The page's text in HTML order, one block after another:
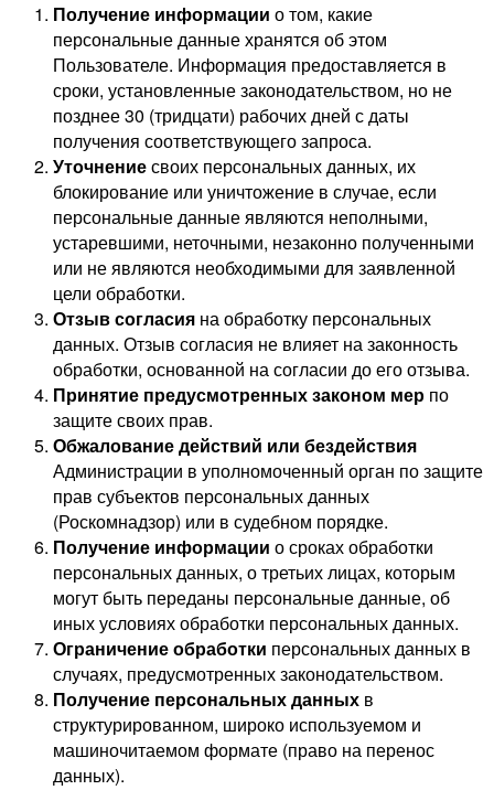
Получение информации о том, какие
персональные данные хранятся об этом
Пользователе. Информация предоставляется в
сроки, установленные законодательством, но не
позднее 30 (тридцати) рабочих дней с даты
получения соответствующего запроса.
Уточнениесвоих персональных данных, их
блокирование или уничтожение в случае, если
персональные данные являются неполными,
устаревшими, неточными, незаконно полученными
или не являются необходимыми для заявленной
цели обработки.
Отзыв согласия на обработку персональных
данных. Отзыв согласия не влияет на законность
обработки, основанной на согласии до его отзыва.
Принятие предусмотренных законом мер по
защите своих прав.
Обжалование действий или бездействия
Администрации в уполномоченный орган по защите
прав субъектов персональных данных
(Роскомнадзор) или в судебном порядке.
Получение информации о сроках обработки
персональных данных, о третьих лицах, которым
могут быть переданы персональные данные, об
иных условиях обработки персональных данных.
Ограничение обработки персональных данных в
случаях, предусмотренных законодательством.
Получение персональных данных в
структурированном, широко используемом и
машиночитаемом формате (право на перенос
данных).